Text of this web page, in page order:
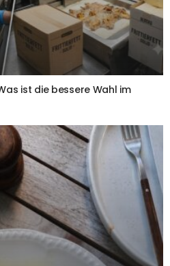
ist die bessere Wahl im